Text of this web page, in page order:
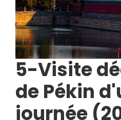
5-Visite
de Pékin
journée